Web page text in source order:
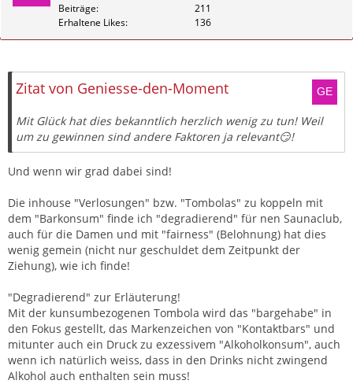
Beiträge
211
Erhaltene Likes
136
Zitat von Geniesse-den-Moment
Mit Glück hat dies bekanntlich herzlich wenig zu tun! Weil
um zu gewinnen sind andere Faktoren ja relevant😏!
Und wenn wir grad dabei sind!
Die inhouse "Verlosungen" bzw. "Tombolas" zu koppeln mit
dem "Barkonsum" finde ich "degradierend" für nen Saunaclub,
auch für die Damen und mit "fairness" (Belohnung) hat dies
wenig gemein (nicht nur geschuldet dem Zeitpunkt der
Ziehung), wie ich finde!
"Degradierend" zur Erläuterung!
Mit der kunsumbezogenen Tombola wird das "bargehabe" in
den Fokus gestellt, das Markenzeichen von "Kontaktbars" und
mitunter auch ein Druck zu exzessivem "Alkoholkonsum", auch
wenn ich natürlich weiss, dass in den Drinks nicht zwingend
Alkohol auch enthalten sein muss!
Zitieren